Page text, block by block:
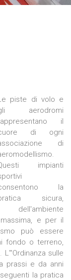
piste di volo e
aerodromi
il
di ogni
di
impianti
la
sicura,
e per il
può essere
fondo o terreno,
sulle
prassi e da anni
la pratica